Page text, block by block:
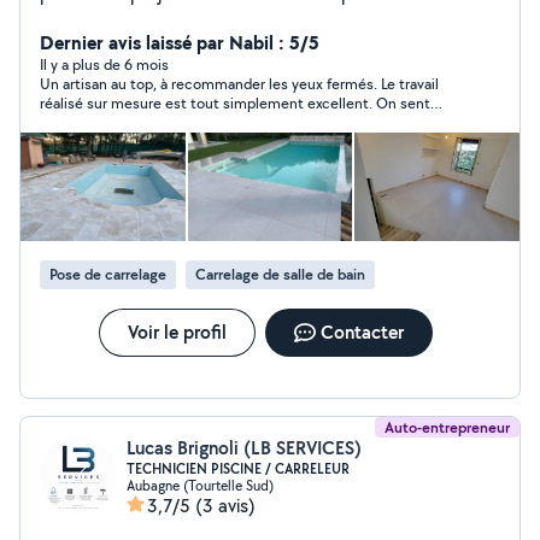
pour mettre en route votre projet. Merci. Cordialement.
Dernier avis laissé par Nabil : 5/5
Il y a plus de 6 mois
Un artisan au top, à recommander les yeux fermés. Le travail
réalisé sur mesure est tout simplement excellent. On sent
un vrai sens du détail. Il inspire confiance dès les premiers
échanges, travaille avec soin et toujours avec le sourire, ce qui
est très appréciable. Le rapport qualité-prix est imbattable,
honnêtement. Ne vous laissez surtout pas influencer par les
commentaires négatifs : c’est du pipo. Mon expérience a été
plus que positive, je recommande vivement cet artisan. Un
grand merci pour ton professionnalisme et ta bonne humeur !
Pose de carrelage
Carrelage de salle de bain
Voir le profil Contacter
Auto-entrepreneur
Lucas Brignoli (LB SERVICES)
TECHNICIEN PISCINE / CARRELEUR
Aubagne (Tourtelle Sud)
3,7/5 (3 avis)